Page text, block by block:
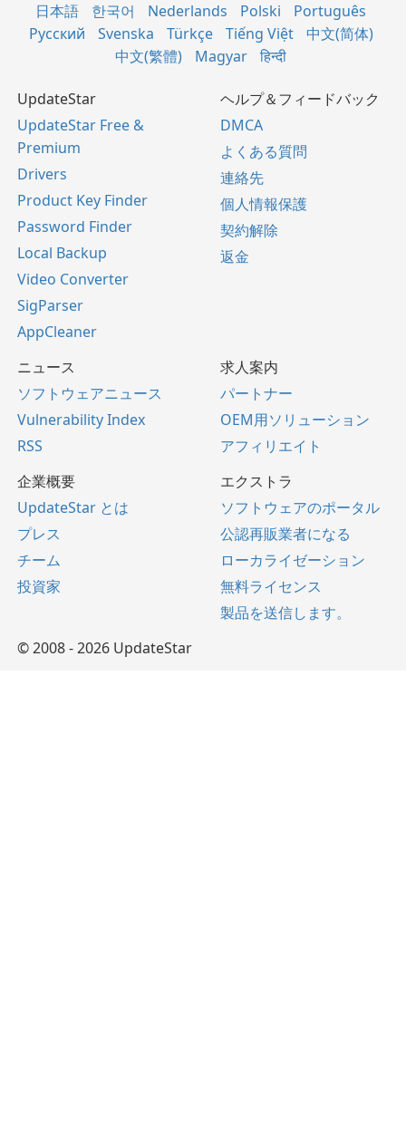
日本語
한국어 Nederlands Polski
Português
Русский
Svenska Türkçe Tiếng Việt
中文(简体)
中文(繁體)
Magyar हिन्दी
UpdateStar
UpdateStar Free &
Premium
Drivers
Product Key Finder
Password Finder
Local Backup
Video Converter
SigParser
AppCleaner
ヘルプ＆フィードバック
DMCA
よくある質問
連絡先
個人情報保護
契約解除
返金
ニュース
ソフトウェアニュース
Vulnerability Index
RSS
求人案内
パートナー
OEM用ソリューション
アフィリエイト
企業概要
UpdateStar とは
プレス
チーム
投資家
エクストラ
ソフトウェアのポータル
公認再販業者になる
ローカライゼーション
無料ライセンス
製品を送信します。
© 2008 - 2026 UpdateStar